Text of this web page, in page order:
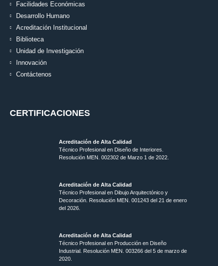
Facilidades Económicas
Desarrollo Humano
Acreditación Institucional
Biblioteca
Unidad de Investigación
Innovación
Contáctenos
CERTIFICACIONES
Acreditación de Alta Calidad
Técnico Profesional en Diseño de Interiores.
Resolución MEN. 002302 de Marzo 1 de 2022.
Acreditación de Alta Calidad
Técnico Profesional en Dibujo Arquitectónico y
Decoración. Resolución MEN. 001243 del 21 de enero
del 2026.
Acreditación de Alta Calidad
Técnico Profesional en Producción en Diseño
Industrial. Resolución MEN. 003266 del 5 de marzo de
2020.